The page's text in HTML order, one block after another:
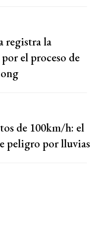
registra la
el proceso de
de 100km/h: el
peligro por lluvias